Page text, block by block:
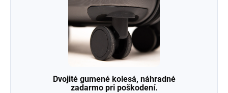
Dvojité gumené kolesá, náhradné
zadarmo pri poškodení.